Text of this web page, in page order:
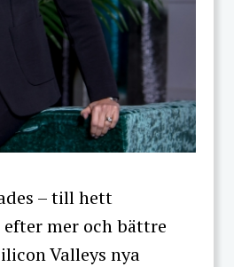
– till hett
mer och bättre
Valleys nya